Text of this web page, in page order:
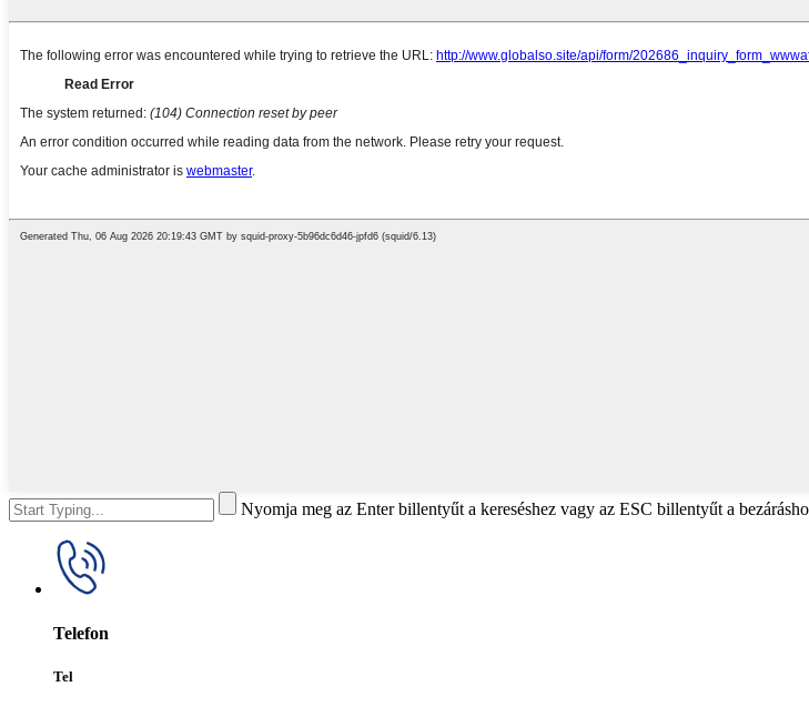
Nyomja meg az Enter billentyűt a kereséshez vagy az ESC billentyűt a
Telefon
Tel